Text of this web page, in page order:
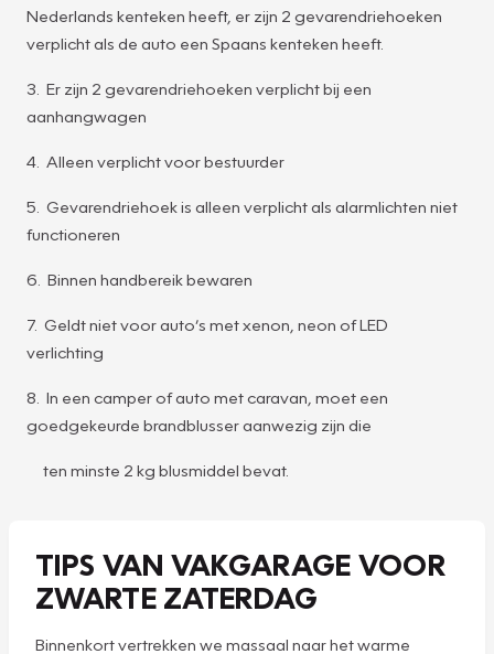
Nederlands kenteken heeft, er zijn 2 gevarendriehoeken
verplicht als de auto een Spaans kenteken heeft.
3. Er zijn 2 gevarendriehoeken verplicht bij een
aanhangwagen
4. Alleen verplicht voor bestuurder
5. Gevarendriehoek is alleen verplicht als alarmlichten niet
functioneren
6. Binnen handbereik bewaren
7. Geldt niet voor auto’s met xenon, neon of LED
verlichting
8. In een camper of auto met caravan, moet een
goedgekeurde brandblusser aanwezig zijn die
ten minste 2 kg blusmiddel bevat.
TIPS VAN VAKGARAGE VOOR
ZWARTE ZATERDAG
Binnenkort vertrekken we massaal naar het warme